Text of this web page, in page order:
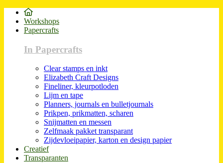
Workshops
Papercrafts
In Papercrafts
Clear stamps en inkt
Elizabeth Craft Designs
Fineliner, kleurpotloden
Lijm en tape
Planners, journals en bulletjournals
Prikpen, prikmatten, scharen
Snijmatten en messen
Zelfmaak pakket transparant
Zijdevloeipapier, karton en design papier
Creatief
Transparanten